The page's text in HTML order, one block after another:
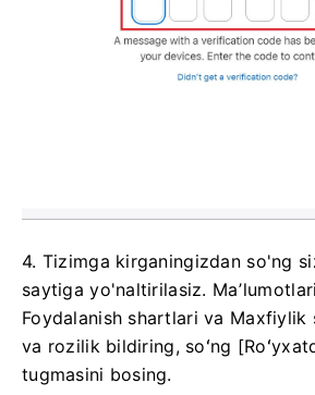
4. Tizimga kirganingizdan so'ng
saytiga yo'naltirilasiz.
Foydalanish shartlari va Maxfiylik
va rozilik bildiring, soʻng
tugmasini bosing.